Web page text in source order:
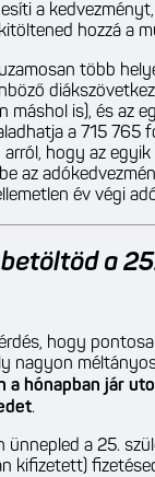
a
hozzá a
több
máshol is), és az
a 715 765
hogy az
az
év végi
a
hogy
nagyon
a hónapban jár
.
ünnepled a 25.
kifizetett)